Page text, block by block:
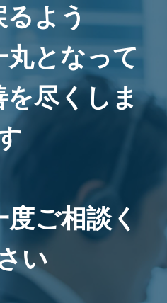
るよう
丸となって
尽くしま
ご相談く
い